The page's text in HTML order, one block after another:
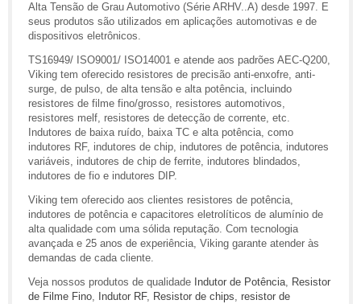
Alta Tensão de Grau Automotivo (Série ARHV..A) desde 1997. E
seus produtos são utilizados em aplicações automotivas e de
dispositivos eletrônicos.
TS16949/ ISO9001/ ISO14001 e atende aos padrões AEC-Q200,
Viking tem oferecido resistores de precisão anti-enxofre, anti-
surge, de pulso, de alta tensão e alta potência, incluindo
resistores de filme fino/grosso, resistores automotivos,
resistores melf, resistores de detecção de corrente, etc.
Indutores de baixa ruído, baixa TC e alta potência, como
indutores RF, indutores de chip, indutores de potência, indutores
variáveis, indutores de chip de ferrite, indutores blindados,
indutores de fio e indutores DIP.
Viking tem oferecido aos clientes resistores de potência,
indutores de potência e capacitores eletrolíticos de alumínio de
alta qualidade com uma sólida reputação. Com tecnologia
avançada e 25 anos de experiência, Viking garante atender às
demandas de cada cliente.
Veja nossos produtos de qualidade Indutor de Potência, Resistor
de Filme Fino, Indutor RF, Resistor de chips, resistor de